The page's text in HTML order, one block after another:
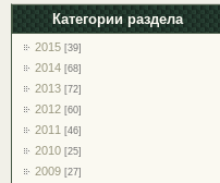
Категории раздела
2015 [39]
2014 [68]
2013 [72]
2012 [60]
2011 [46]
2010 [25]
2009 [27]